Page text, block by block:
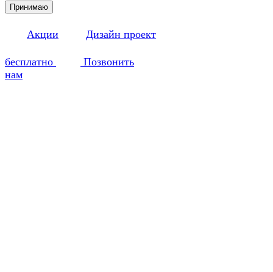
Принимаю
Акции Дизайн проект
бесплатно
Позвонить
нам